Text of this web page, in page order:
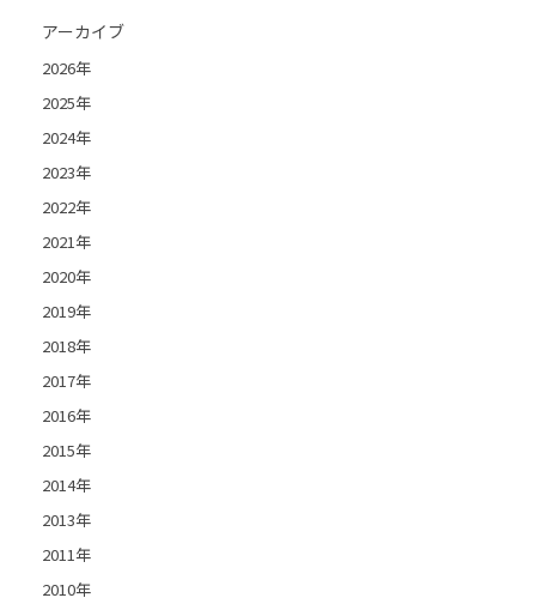
アーカイブ
2026年
2025年
2024年
2023年
2022年
2021年
2020年
2019年
2018年
2017年
2016年
2015年
2014年
2013年
2011年
2010年